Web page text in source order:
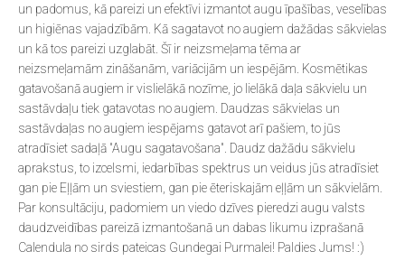
un padomus, kā pareizi un efektīvi izmantot augu īpašības, veselības
un higiēnas vajadzībām. Kā sagatavot no augiem dažādas sākvielas
un kā tos pareizi uzglabāt. Šī ir neizsmeļama tēma ar
neizsmeļamām zināšanām, variācijām un iespējām. Kosmētikas
gatavošanā augiem ir vislielākā nozīme, jo lielākā daļa sākvielu un
sastāvdaļu tiek gatavotas no augiem. Daudzas sākvielas un
sastāvdaļas no augiem iespējams gatavot arī pašiem, to jūs
atradīsiet sadaļā "Augu sagatavošana". Daudz dažādu sākvielu
aprakstus, to izcelsmi, iedarbības spektrus un veidus jūs atradīsiet
gan pie Eļļām un sviestiem, gan pie ēteriskajām eļļām un sākvielām.
Par konsultāciju, padomiem un viedo dzīves pieredzi augu valsts
daudzveidības pareizā izmantošanā un dabas likumu izprašanā
Calendula no sirds pateicas Gundegai Purmalei! Paldies Jums! :)